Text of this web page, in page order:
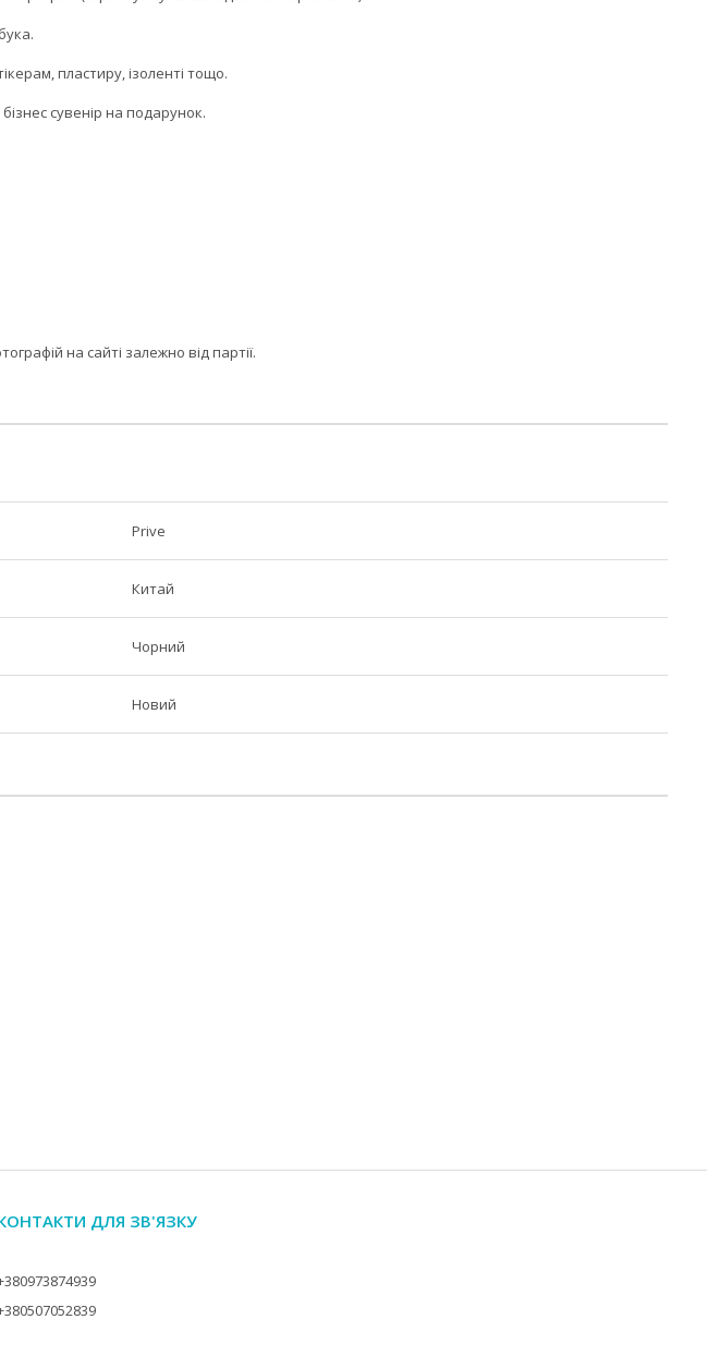
пластиру, ізоленті тощо.
сувенір на подарунок.
на сайті залежно від партії.
Prive
Китай
Чорний
Новий
ДЛЯ ЗВ'ЯЗКУ